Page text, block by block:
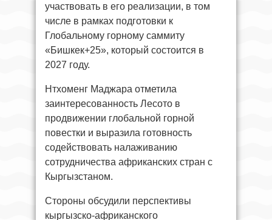
участвовать в его реализации, в том
числе в рамках подготовки к
Глобальному горному саммиту
«Бишкек+25», который состоится в
2027 году.
Нтхоменг Маджара отметила
заинтересованность Лесото в
продвижении глобальной горной
повестки и выразила готовность
содействовать налаживанию
сотрудничества африканских стран с
Кыргызстаном.
Стороны обсудили перспективы
кыргызско-африканского